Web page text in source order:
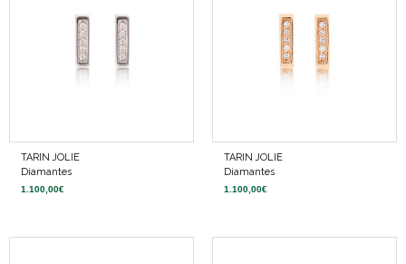
TARIN JOLIE
Diamantes
1.100,00€
TARIN JOLIE
Diamantes
1.100,00€